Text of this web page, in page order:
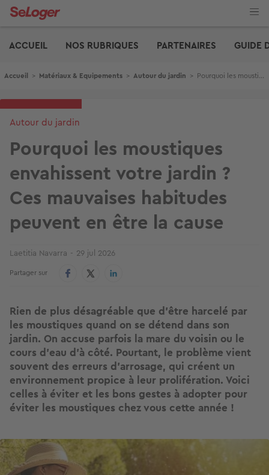
Aller
ACCUEIL
NOS RUBRIQUES PARTENAIRES GUIDE
Fil d'Ariane
Accueil > Matériaux & Equipements > Autour du jardin > Pourquoi les moustiques envahissent votre jardin ? Ces mauvaises habitudes peuvent en être la cause
Autour du jardin
Pourquoi les moustiques
envahissent votre jardin ?
Ces mauvaises habitudes
peuvent en être la cause
Laetitia Navarra 29 jul 2026
Partager sur
Rien de plus désagréable que d’être harcelé par
les moustiques quand on se détend dans son
jardin. On accuse parfois la mare du voisin ou le
cours d'eau d'à côté. Pourtant, le problème vient
souvent des erreurs d’arrosage, qui créent un
environnement propice à leur prolifération. Voici
celles à éviter et les bons gestes à adopter pour
éviter les moustiques chez vous cette année !
Image